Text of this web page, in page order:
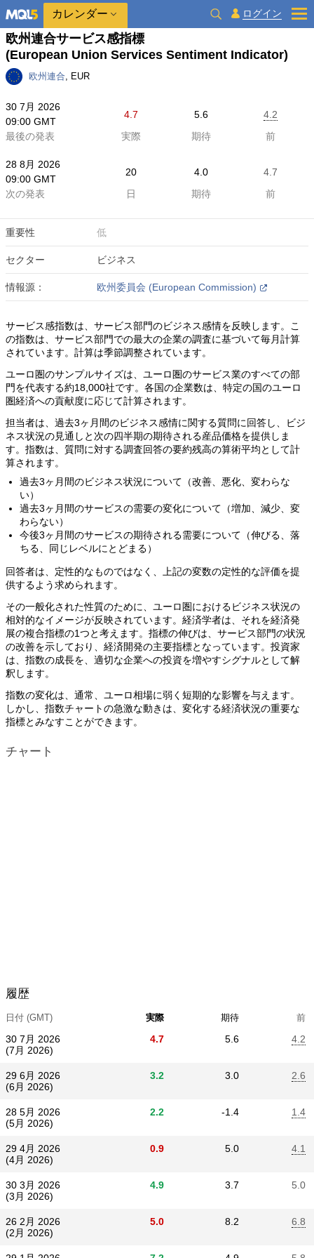
カレンダー ログイン
欧州連合サービス感指標
(European Union Services Sentiment Indicator)
欧州連合, EUR
30 7月 2026
09:00 GMT
4.7 5.6
4.2
最後の発表
実際 期待 前
28 8月 2026
09:00 GMT
20 4.0
4.7
次の発表
日 期待 前
重要性 低
セクター ビジネス
情報源： 欧州委員会 (European Commission)
サービス感指数は、サービス部門のビジネス感情を反映します。こ
の指数は、サービス部門での最大の企業の調査に基づいて毎月計算
されています。計算は季節調整されています。
ユーロ圏のサンプルサイズは、ユーロ圏のサービス業のすべての部
門を代表する約18,000社です。各国の企業数は、特定の国のユーロ
圏経済への貢献度に応じて計算されます。
担当者は、過去3ヶ月間のビジネス感情に関する質問に回答し、ビジ
ネス状況の見通しと次の四半期の期待される産品価格を提供しま
す。指数は、質問に対する調査回答の要約残高の算術平均として計
算されます。
過去3ヶ月間のビジネス状況について（改善、悪化、変わらな
い）
過去3ヶ月間のサービスの需要の変化について（増加、減少、変
わらない）
今後3ヶ月間のサービスの期待される需要について（伸びる、落
ちる、同じレベルにとどまる）
回答者は、定性的なものではなく、上記の変数の定性的な評価を提
供するよう求められます。
その一般化された性質のために、ユーロ圏におけるビジネス状況の
相対的なイメージが反映されています。経済学者は、それを経済発
展の複合指標の1つと考えます。指標の伸びは、サービス部門の状況
の改善を示しており、経済開発の主要指標となっています。投資家
は、指数の成長を、適切な企業への投資を増やすシグナルとして解
釈します。
指数の変化は、通常、ユーロ相場に弱く短期的な影響を与えます。
しかし、指数チャートの急激な動きは、変化する経済状況の重要な
指標とみなすことができます。
チャート
履歴
日付 (GMT) 実際 期待 前
30 7月 2026
(7月 2026)
4.7 5.6 4.2
29 6月 2026
(6月 2026)
3.2 3.0 2.6
28 5月 2026
(5月 2026)
2.2 -1.4 1.4
29 4月 2026
(4月 2026)
0.9 5.0 4.1
30 3月 2026
(3月 2026)
4.9 3.7 5.0
26 2月 2026
(2月 2026)
5.0 8.2 6.8